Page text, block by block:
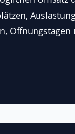
Öffnungstagen